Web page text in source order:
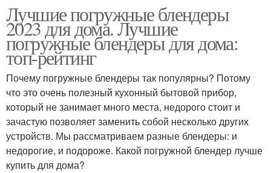
Лучшие погружные блендеры
2023 для дома. Лучшие
погружные блендеры для дома:
топ-рейтинг
Почему погружные блендеры так популярны? Потому
что это очень полезный кухонный бытовой прибор,
который не занимает много места, недорого стоит и
зачастую позволяет заменить собой несколько других
устройств. Мы рассматриваем разные блендеры: и
недорогие, и подороже. Какой погружной блендер лучше
купить для дома?